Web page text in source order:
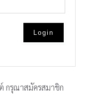
กรุณาสมัครสมาชิก